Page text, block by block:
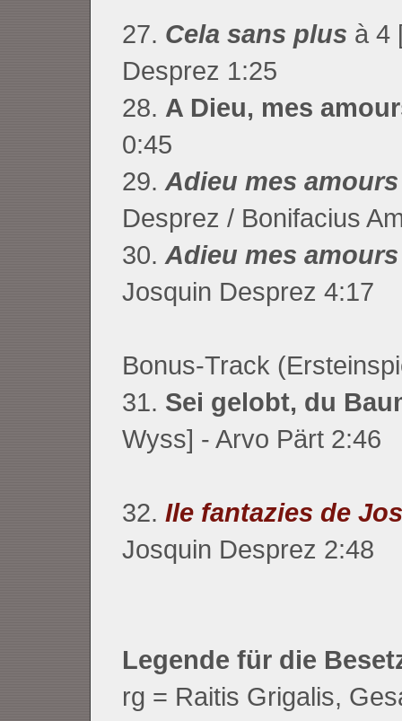
27. Cela sans plus à 4
Desprez 1:25
28. A Dieu, mes
0:45
29. Adieu mes amours
Desprez / Bonifacius
30. Adieu mes amours
Josquin Desprez 4:17
Bonus-Track
31. Sei gelobt, du
Wyss] - Arvo Pärt 2:46
32. Ile fantazies de
Josquin Desprez 2:48
Legende für die
rg = Raitis Grigalis,